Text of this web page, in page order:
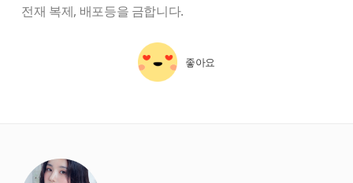
전재 복제, 배포등을 금합니다.
좋아요